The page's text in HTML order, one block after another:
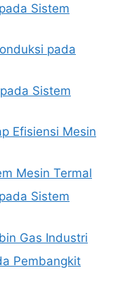
Sistem
pada
Sistem
Efisiensi Mesin
Mesin Termal
Sistem
Gas Industri
Pembangkit